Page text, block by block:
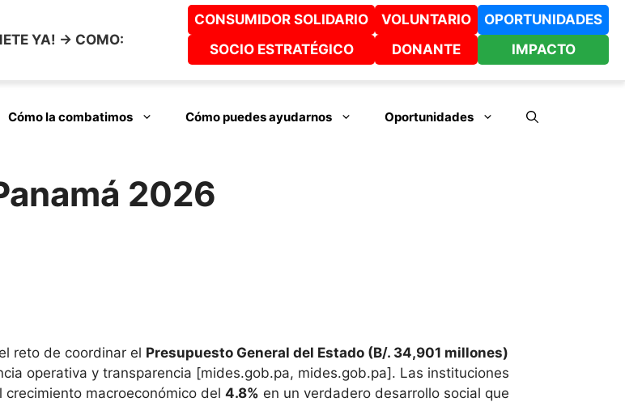
YA! -> COMO:
CONSUMIDOR SOLIDARIO
SOCIO ESTRATÉGICO
VOLUNTARIO
DONANTE
OPORTUNIDADES
IMPACTO
Cómo la combatimos Cómo puedes ayudarnos Oportunidades
2026
reto de coordinar el Presupuesto General del Estado (B/. 34,901 millones)
operativa y transparencia [mides.gob.pa, mides.gob.pa]. Las instituciones
macroeconómico del 4.8% en un verdadero desarrollo social que